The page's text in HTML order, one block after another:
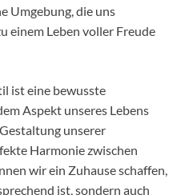
Umgebung, die uns
einem Leben voller Freude
ist eine bewusste
Aspekt unseres Lebens
unserer
Harmonie zwischen
wir ein Zuhause schaffen,
ist, sondern auch